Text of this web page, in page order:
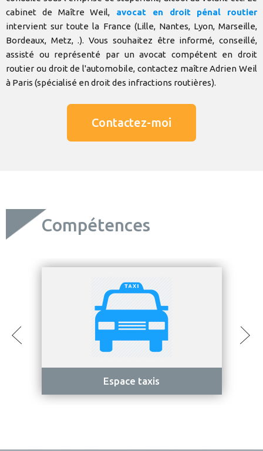
cabinet de Maître Weil, avocat en droit pénal routier
intervient sur toute la France (Lille, Nantes, Lyon, Marseille,
Bordeaux, Metz, .). Vous souhaitez être informé, conseillé,
assisté ou représenté par un avocat compétent en droit
routier ou droit de l'automobile, contactez maître Adrien Weil
à Paris (spécialisé en droit des infractions routières).
Contactez-moi
Compétences
Espace taxis